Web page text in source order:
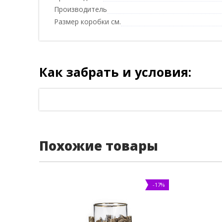
Производитель
Размер коробки см.
Как забрать и условия:
Похожие товары
-17%